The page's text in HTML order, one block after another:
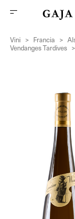
Vini > Francia >
Vendanges Tardives >